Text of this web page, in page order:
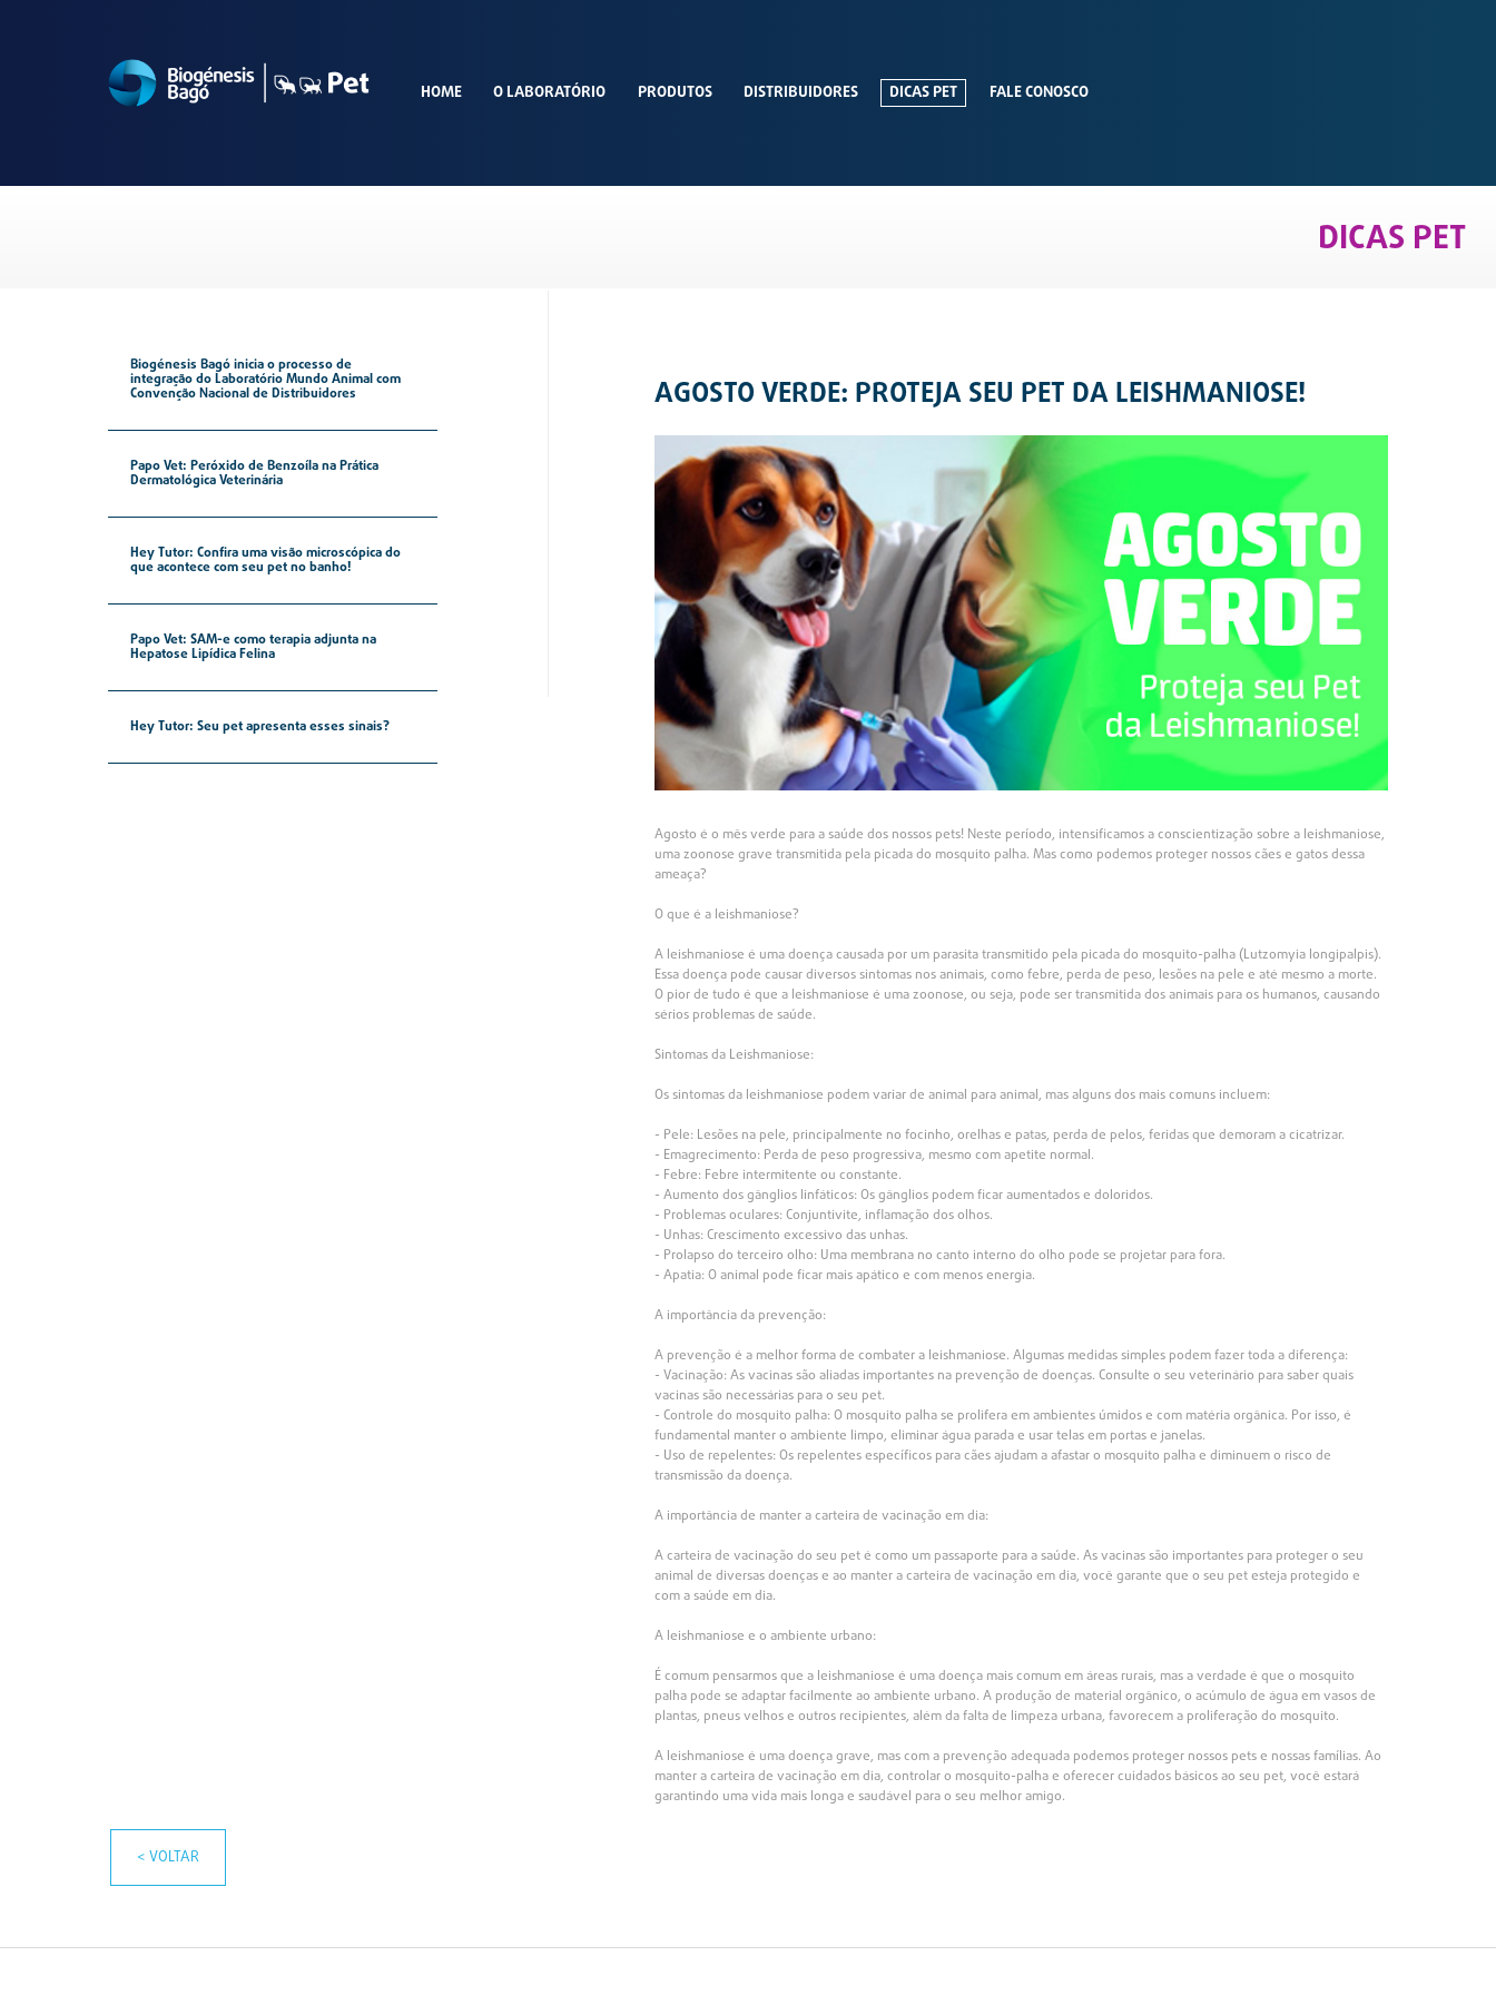
HOME O LABORATÓRIO PRODUTOS DISTRIBUIDORES DICAS PET FALE CONOSCO
DICAS PET
Biogénesis Bagó inicia o processo de
integração do Laboratório Mundo Animal com
Convenção Nacional de Distribuidores
Papo Vet: Peróxido de Benzoíla na Prática
Dermatológica Veterinária
Hey Tutor: Confira uma visão microscópica do
que acontece com seu pet no banho!
Papo Vet: SAM-e como terapia adjunta na
Hepatose Lipídica Felina
Hey Tutor: Seu pet apresenta esses sinais?
AGOSTO VERDE: PROTEJA SEU PET DA LEISHMANIOSE!
Agosto é o mês verde para a saúde dos nossos pets! Neste período, intensificamos a conscientização sobre a leishmaniose,
uma zoonose grave transmitida pela picada do mosquito palha. Mas como podemos proteger nossos cães e gatos dessa
ameaça?
O que é a leishmaniose?
A leishmaniose é uma doença causada por um parasita transmitido pela picada do mosquito-palha (Lutzomyia longipalpis).
Essa doença pode causar diversos sintomas nos animais, como febre, perda de peso, lesões na pele e até mesmo a morte.
O pior de tudo é que a leishmaniose é uma zoonose, ou seja, pode ser transmitida dos animais para os humanos, causando
sérios problemas de saúde.
Sintomas da Leishmaniose:
Os sintomas da leishmaniose podem variar de animal para animal, mas alguns dos mais comuns incluem:
- Pele: Lesões na pele, principalmente no focinho, orelhas e patas, perda de pelos, feridas que demoram a cicatrizar.
- Emagrecimento: Perda de peso progressiva, mesmo com apetite normal.
- Febre: Febre intermitente ou constante.
- Aumento dos gânglios linfáticos: Os gânglios podem ficar aumentados e doloridos.
- Problemas oculares: Conjuntivite, inflamação dos olhos.
- Unhas: Crescimento excessivo das unhas.
- Prolapso do terceiro olho: Uma membrana no canto interno do olho pode se projetar para fora.
- Apatia: O animal pode ficar mais apático e com menos energia.
A importância da prevenção:
A prevenção é a melhor forma de combater a leishmaniose. Algumas medidas simples podem fazer toda a diferença:
- Vacinação: As vacinas são aliadas importantes na prevenção de doenças. Consulte o seu veterinário para saber quais
vacinas são necessárias para o seu pet.
- Controle do mosquito palha: O mosquito palha se prolifera em ambientes úmidos e com matéria orgânica. Por isso, é
fundamental manter o ambiente limpo, eliminar água parada e usar telas em portas e janelas.
- Uso de repelentes: Os repelentes específicos para cães ajudam a afastar o mosquito palha e diminuem o risco de
transmissão da doença.
A importância de manter a carteira de vacinação em dia:
A carteira de vacinação do seu pet é como um passaporte para a saúde. As vacinas são importantes para proteger o seu
animal de diversas doenças e ao manter a carteira de vacinação em dia, você garante que o seu pet esteja protegido e
com a saúde em dia.
A leishmaniose e o ambiente urbano:
É comum pensarmos que a leishmaniose é uma doença mais comum em áreas rurais, mas a verdade é que o mosquito
palha pode se adaptar facilmente ao ambiente urbano. A produção de material orgânico, o acúmulo de água em vasos de
plantas, pneus velhos e outros recipientes, além da falta de limpeza urbana, favorecem a proliferação do mosquito.
A leishmaniose é uma doença grave, mas com a prevenção adequada podemos proteger nossos pets e nossas famílias. Ao
manter a carteira de vacinação em dia, controlar o mosquito-palha e oferecer cuidados básicos ao seu pet, você estará
garantindo uma vida mais longa e saudável para o seu melhor amigo.
< VOLTAR